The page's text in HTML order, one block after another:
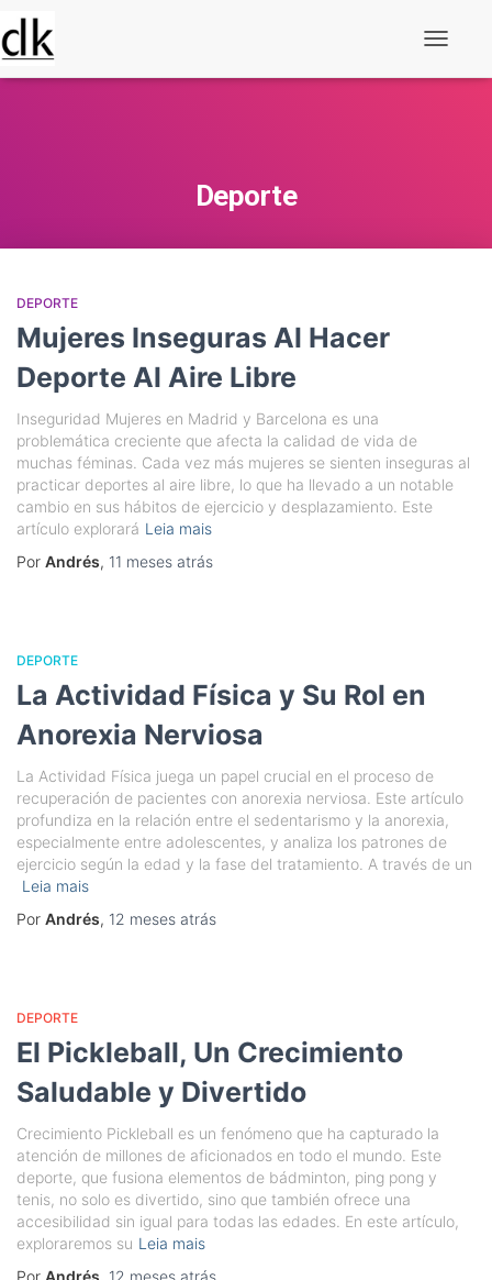
Deporte
DEPORTE
Mujeres Inseguras Al Hacer
Deporte Al Aire Libre
Inseguridad Mujeres en Madrid y Barcelona es una
problemática creciente que afecta la calidad de vida de
muchas féminas. Cada vez más mujeres se sienten inseguras al
practicar deportes al aire libre, lo que ha llevado a un notable
cambio en sus hábitos de ejercicio y desplazamiento. Este
artículo explorará Leia mais
Por Andrés, 11 meses atrás
DEPORTE
La Actividad Física y Su Rol en
Anorexia Nerviosa
La Actividad Física juega un papel crucial en el proceso de
recuperación de pacientes con anorexia nerviosa. Este artículo
profundiza en la relación entre el sedentarismo y la anorexia,
especialmente entre adolescentes, y analiza los patrones de
ejercicio según la edad y la fase del tratamiento. A través de un
Leia mais
Por Andrés, 12 meses atrás
DEPORTE
El Pickleball, Un Crecimiento
Saludable y Divertido
Crecimiento Pickleball es un fenómeno que ha capturado la
atención de millones de aficionados en todo el mundo. Este
deporte, que fusiona elementos de bádminton, ping pong y
tenis, no solo es divertido, sino que también ofrece una
accesibilidad sin igual para todas las edades. En este artículo,
exploraremos su Leia mais
Por Andrés, 12 meses atrás